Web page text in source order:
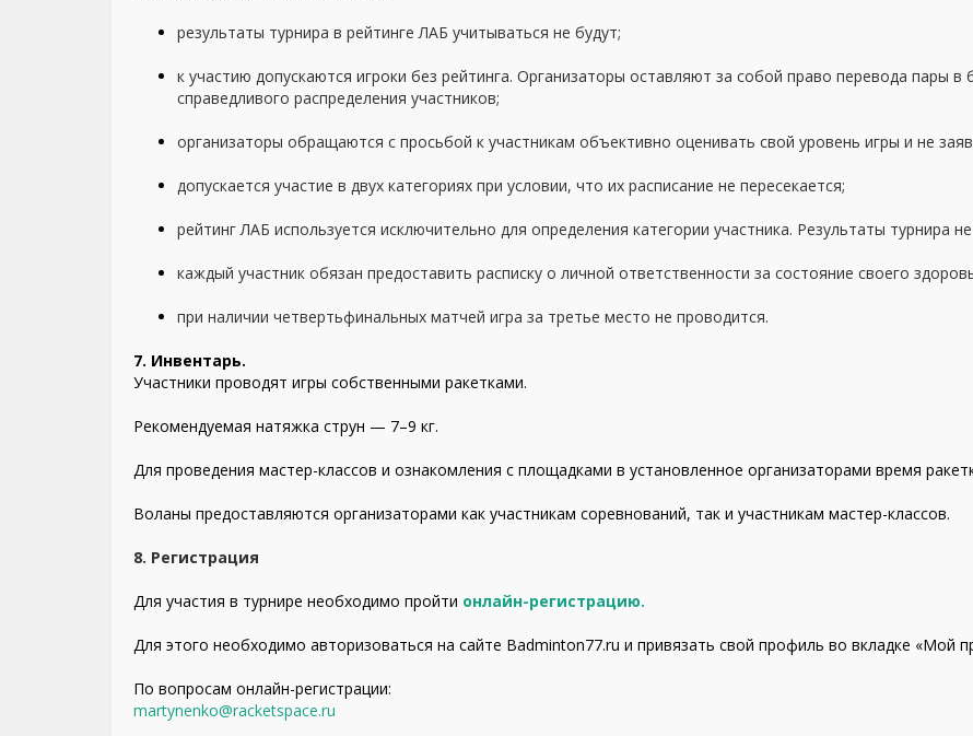
результаты турнира в рейтинге ЛАБ учитываться не будут;
к участию допускаются игроки без рейтинга. Организаторы оставляют за собой право перевода пары
справедливого распределения участников;
организаторы обращаются с просьбой к участникам объективно оценивать свой уровень игры и не
допускается участие в двух категориях при условии, что их расписание не пересекается;
рейтинг ЛАБ используется исключительно для определения категории участника. Результаты турнира
каждый участник обязан предоставить расписку о личной ответственности за состояние своего
при наличии четвертьфинальных матчей игра за третье место не проводится.
7. Инвентарь.
Участники проводят игры собственными ракетками.
Рекомендуемая натяжка струн — 7–9 кг.
Для проведения мастер-классов и ознакомления с площадками в установленное организаторами время
Воланы предоставляются организаторами как участникам соревнований, так и участникам мастер-классов.
8. Регистрация
Для участия в турнире необходимо пройти онлайн-регистрацию.
Для этого необходимо авторизоваться на сайте Badminton77.ru и привязать свой профиль во вкладке «Мой
По вопросам онлайн-регистрации:
martynenko@racketspace.ru